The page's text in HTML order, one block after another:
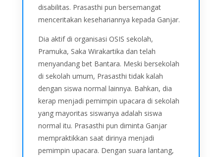
disabilitas. Prasasthi pun bersemangat
menceritakan kesehariannya kepada Ganjar.
Dia aktif di organisasi OSIS sekolah,
Pramuka, Saka Wirakartika dan telah
menyandang bet Bantara. Meski bersekolah
di sekolah umum, Prasasthi tidak kalah
dengan siswa normal lainnya. Bahkan, dia
kerap menjadi pemimpin upacara di sekolah
yang mayoritas siswanya adalah siswa
normal itu. Prasasthi pun diminta Ganjar
mempraktikkan saat dirinya menjadi
pemimpin upacara. Dengan suara lantang,